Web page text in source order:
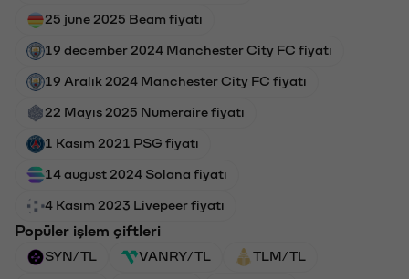
25 june 2025 Beam fiyatı
19 december 2024 Manchester City FC fiyatı
19 Aralık 2024 Manchester City FC fiyatı
22 Mayıs 2025 Numeraire fiyatı
1 Kasım 2021 PSG fiyatı
14 august 2024 Solana fiyatı
4 Kasım 2023 Livepeer fiyatı
Popüler işlem çiftleri
SYN/TL VANRY/TL TLM/TL